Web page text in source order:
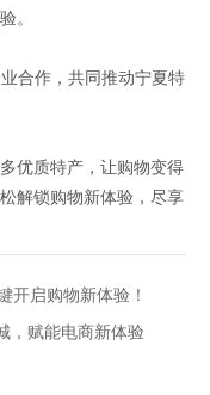
。
合作，共同推动宁夏特
优质特产，让购物变得
解锁购物新体验，尽享
开启购物新体验！
，赋能电商新体验